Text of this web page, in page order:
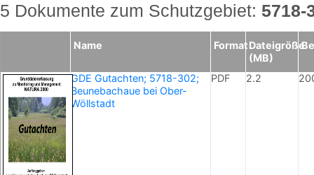
5 Dokumente zum Schutzgebiet: 5718-
Name FormatDateigröße
(MB)
GDE Gutachten; 5718-302;
Beunebachaue bei Ober-
Wöllstadt
PDF 2.2